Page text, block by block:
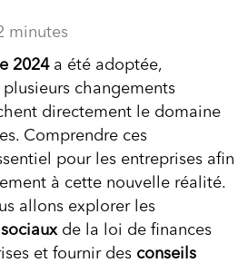
minutes
2024a été adoptée,
changements
directement le domaine
Comprendre ces
pour les entreprises afin
à cette nouvelle réalité.
allons explorer les
de la loi de finances
et fournir des conseils